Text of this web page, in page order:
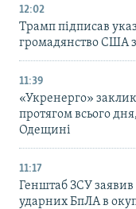
12:02
Трамп підписав
громадянство США
11:39
«Укренерго»
протягом всього
Одещині
11:17
Генштаб ЗСУ
ударних БпЛА в